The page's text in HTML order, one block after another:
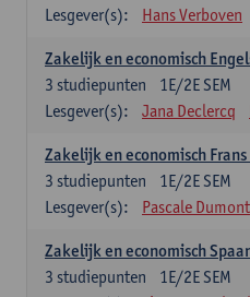
Lesgever(s):
Hans Verboven
Zakelijk en economisch
1E/2E SEM
3 studiepunten
Lesgever(s):
Jana Declercq
Zakelijk en economisch Frans
1E/2E SEM
3 studiepunten
Lesgever(s):
Pascale Dumont
Zakelijk en economisch
1E/2E SEM
3 studiepunten